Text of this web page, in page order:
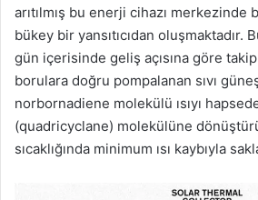
arıtılmış bu enerji cihazı
bükey bir yansıtıcıdan oluşmaktadır.
gün içerisinde geliş açısına göre
borulara doğru pompalanan sıvı güneş
norbornadiene molekülü ısıyı
(quadricyclane) molekülüne
sıcaklığında minimum ısı kaybıyla